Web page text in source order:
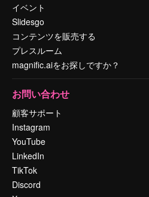
イベント
Slidesgo
コンテンツを販売する
プレスルーム
magnific.aiをお探しですか？
お問い合わせ
顧客サポート
Instagram
YouTube
LinkedIn
TikTok
Discord